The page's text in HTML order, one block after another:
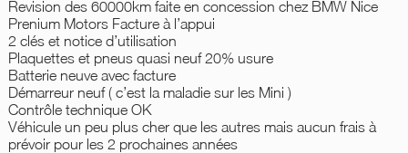
Revision des 60000km faite en concession chez BMW Nice
Prenium Motors Facture à l’appui
2 clés et notice d’utilisation
Plaquettes et pneus quasi neuf 20% usure
Batterie neuve avec facture
Démarreur neuf ( c’est la maladie sur les Mini )
Contrôle technique OK
Véhicule un peu plus cher que les autres mais aucun frais à
prévoir pour les 2 prochaines années